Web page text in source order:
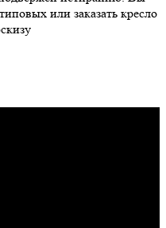
или заказать кресло